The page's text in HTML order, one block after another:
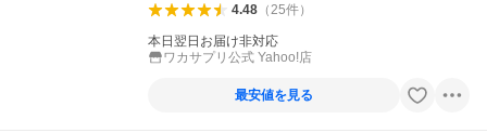
4.48（25件）
本日翌日お届け非対応
ワカサプリ公式 Yahoo!店
最安値を見る